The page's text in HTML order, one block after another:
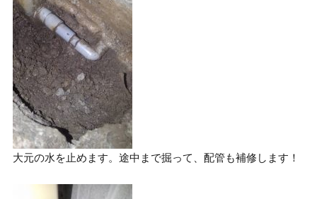
大元の水を止めます。途中まで掘って、配管も補修します！